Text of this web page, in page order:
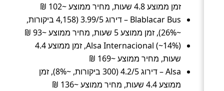
זמן ממוצע 4.8 שעות, מחיר ממוצע ~102 ₪
Blablacar Bus – דירוג 3.99/5 (4,158 ביקורות,
~26%), זמן ממוצע 5 שעות, מחיר ממוצע ~93 ₪
Alsa Internacional (~14%), זמן ממוצע 4.4
שעות, מחיר ממוצע ~169 ₪
Alsa – דירוג 4.2/5 (300 ביקורות, ~8%), זמן
ממוצע 4.4 שעות, מחיר ממוצע ~136 ₪